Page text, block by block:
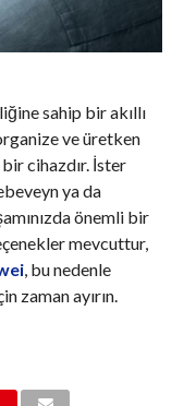
sahip bir akıllı
ve üretken
cihazdır. İster
ya da
önemli bir
mevcuttur,
, bu nedenle
zaman ayırın.